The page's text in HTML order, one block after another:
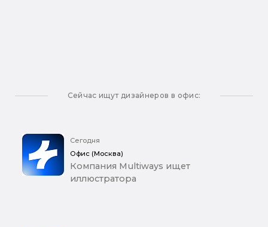
Сейчас ищут дизайнеров в офис:
Сегодня
Офис (Москва)
Компания Multiways ищет
иллюстратора